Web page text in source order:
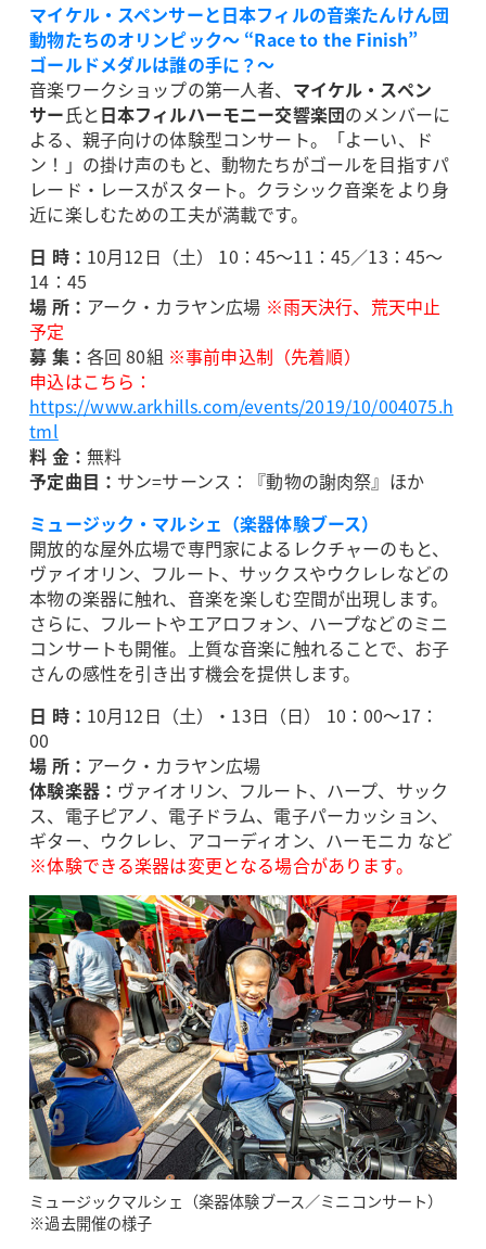
マイケル・スペンサーと日本フィルの音楽たんけん団
動物たちのオリンピック～ “Race to the Finish”
ゴールドメダルは誰の手に？～
音楽ワークショップの第一人者、 マイケル・スペン
サー氏と日本フィルハーモニー交響楽団のメンバーに
よる、親子向けの体験型コンサート。「よーい、ド
ン！」の掛け声のもと、動物たちがゴールを目指すパ
レード・レースがスタート。クラシック音楽をより身
近に楽しむための工夫が満載です。
日 時： 10月12日（土） 10：45～11：45／13：45～
14：45
場 所： アーク・カラヤン広場 ※雨天決行、荒天中止
予定
募 集： 各回 80組 ※事前申込制（先着順）
申込はこちら：
https://www.arkhills.com/events/2019/10/004075.h
tml
料 金： 無料
予定曲目： サン=サーンス：『動物の謝肉祭』ほか
ミュージック・マルシェ（楽器体験ブース）
開放的な屋外広場で専門家によるレクチャーのもと、
ヴァイオリン、フルート、サックスやウクレレなどの
本物の楽器に触れ、音楽を楽しむ空間が出現します。
さらに、フルートやエアロフォン、ハープなどのミニ
コンサートも開催。上質な音楽に触れることで、お子
さんの感性を引き出す機会を提供します。
日 時： 10月12日（土）・13日（日） 10：00～17：
00
場 所： アーク・カラヤン広場
体験楽器： ヴァイオリン、フルート、ハープ、サック
ス、電子ピアノ、電子ドラム、電子パーカッション、
ギター、ウクレレ、アコーディオン、ハーモニカ など
※体験できる楽器は変更となる場合があります。
ミュージックマルシェ（楽器体験ブース／ミニコンサート）
※過去開催の様子